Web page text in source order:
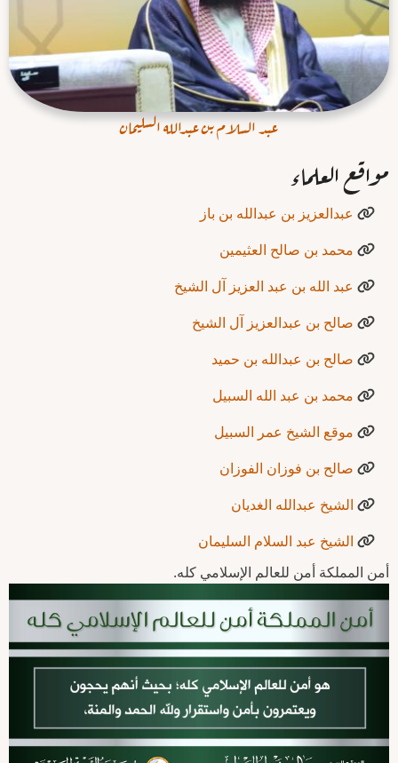
عبد السلام بن عبدالله السليمان
مواقع العلماء
عبدالعزيز بن عبدالله بن باز
محمد بن صالح العثيمين
عبد الله بن عبد العزيز آل الشيخ
صالح بن عبدالعزيز آل الشيخ
صالح بن عبدالله بن حميد
محمد بن عبد الله السبيل
موقع الشيخ عمر السبيل
صالح بن فوزان الفوزان
الشيخ عبدالله الغديان
الشيخ عبد السلام السليمان
أمن المملكة أمن للعالم الإسلامي كله.